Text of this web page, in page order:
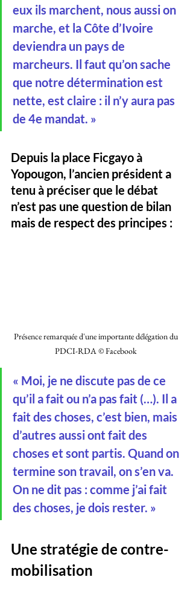
eux ils marchent, nous aussi on
marche, et la Côte d’Ivoire
deviendra un pays de
marcheurs. Il faut qu’on sache
que notre détermination est
nette, est claire : il n’y aura pas
de 4e mandat. »
Depuis la place Ficgayo à
Yopougon, l’ancien président a
tenu à préciser que le débat
n’est pas une question de bilan
mais de respect des principes :
Présence remarquée d'une importante délégation du
PDCI-RDA © Facebook
« Moi, je ne discute pas de ce
qu’il a fait ou n’a pas fait (…). Il a
fait des choses, c’est bien, mais
d’autres aussi ont fait des
choses et sont partis. Quand on
termine son travail, on s’en va.
On ne dit pas : comme j’ai fait
des choses, je dois rester. »
Une stratégie de contre-
mobilisation